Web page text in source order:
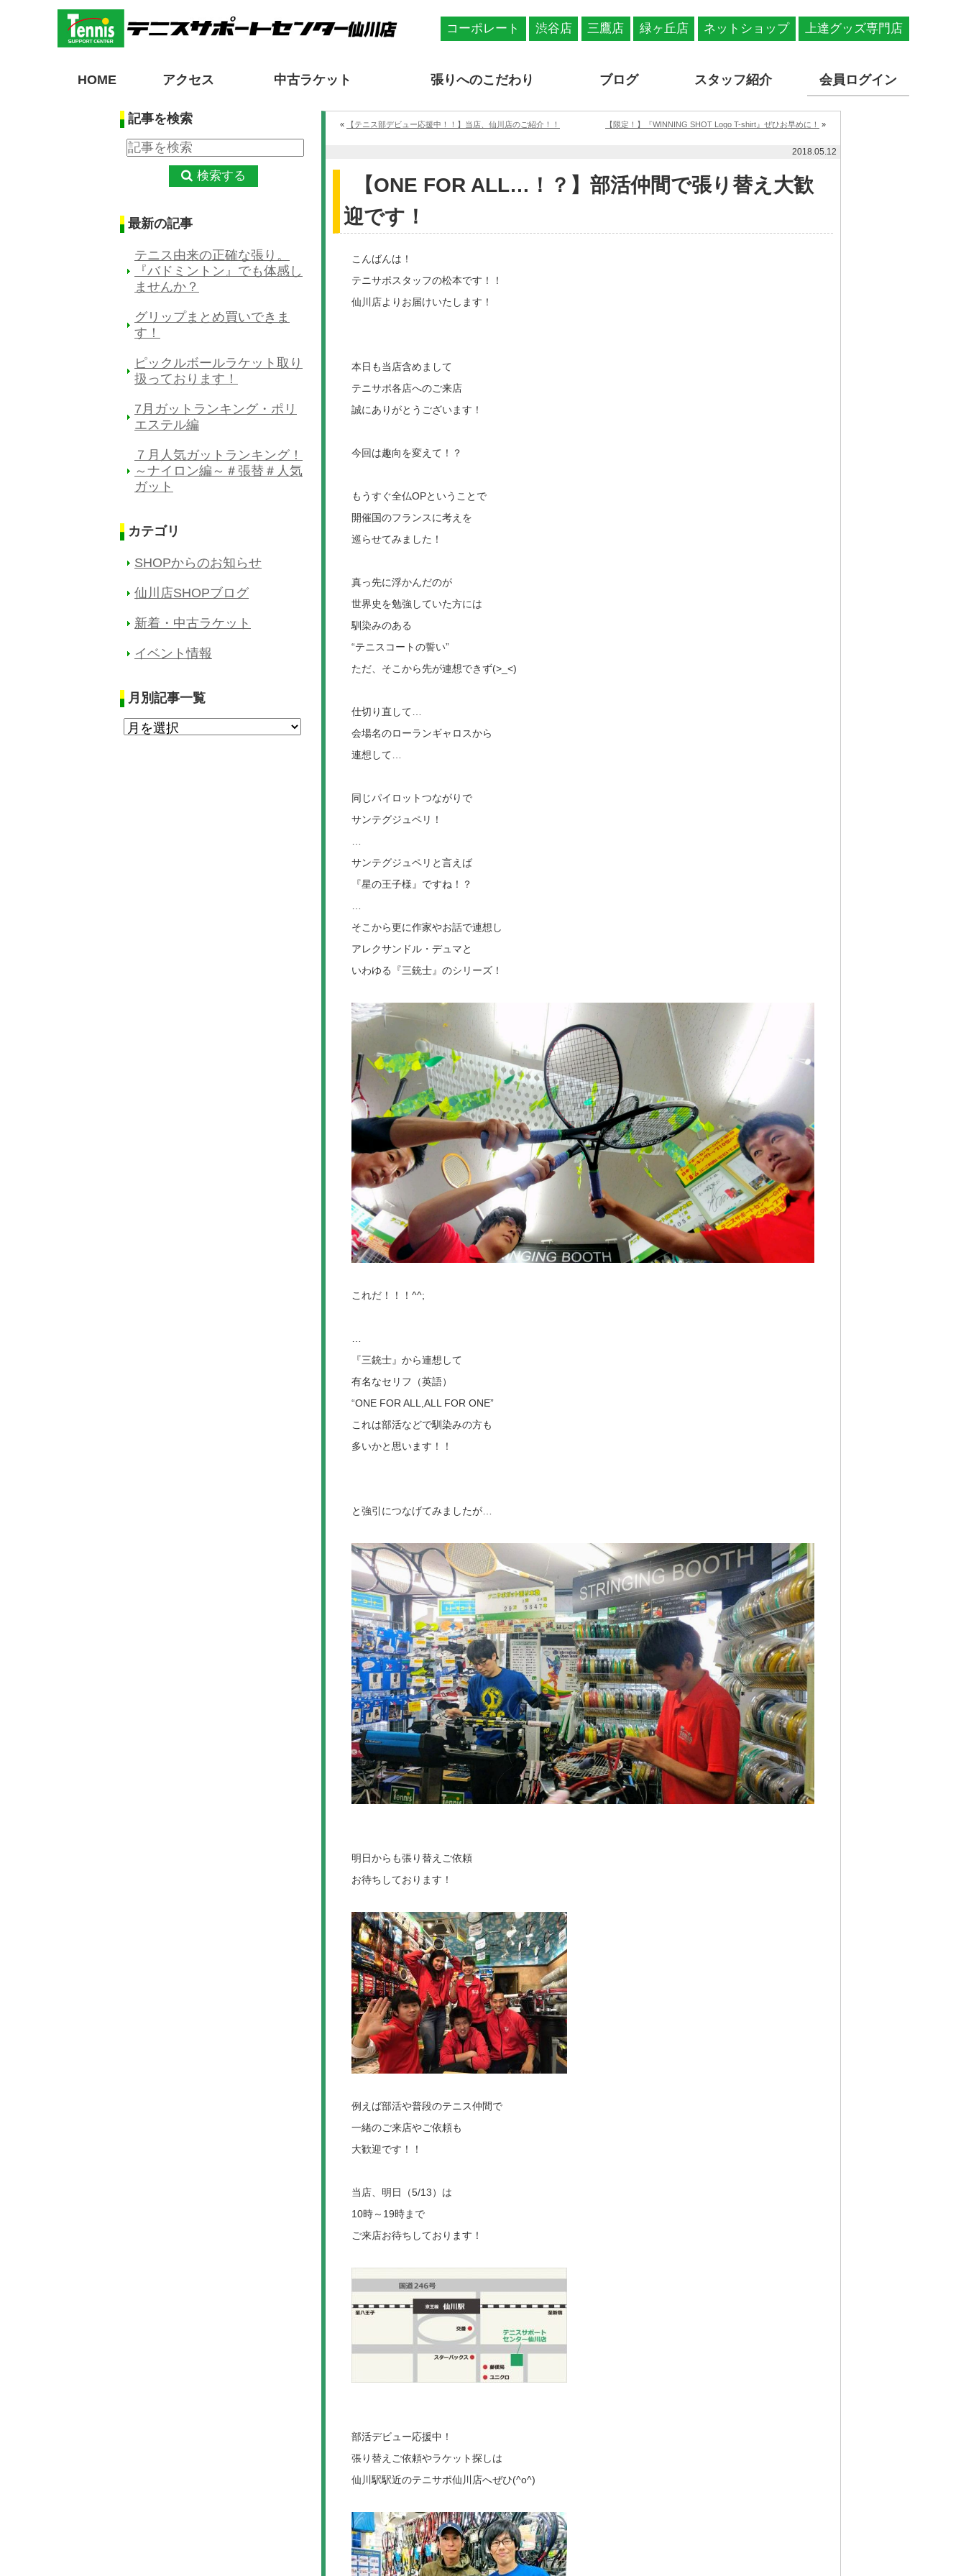
コーポレート 渋谷店 三鷹店 緑ヶ丘店 ネットショップ 上達グッズ専門店
HOME アクセス 中古ラケット 張りへのこだわり ブログ スタッフ紹介 会員ログイン
記事を検索
検索する
最新の記事
テニス由来の正確な張り。
『バドミントン』でも体感し
ませんか？
グリップまとめ買いできま
す！
ピックルボールラケット取り
扱っております！
7月ガットランキング・ポリ
エステル編
７月人気ガットランキング！
～ナイロン編～＃張替＃人気
ガット
カテゴリ
SHOPからのお知らせ
仙川店SHOPブログ
新着・中古ラケット
イベント情報
月別記事一覧
« 【テニス部デビュー応援中！！】当店、仙川店のご紹介！！ 【限定！】『WINNING SHOT Logo T-shirt』ぜひお早めに！ »
2018.05.12
【ONE FOR ALL…！？】部活仲間で張り替え大歓
迎です！
こんばんは！
テニサポスタッフの松本です！！
仙川店よりお届けいたします！
本日も当店含めまして
テニサポ各店へのご来店
誠にありがとうございます！
今回は趣向を変えて！？
もうすぐ全仏OPということで
開催国のフランスに考えを
巡らせてみました！
真っ先に浮かんだのが
世界史を勉強していた方には
馴染みのある
“テニスコートの誓い”
ただ、そこから先が連想できず(>_<)
仕切り直して…
会場名のローランギャロスから
連想して…
同じパイロットつながりで
サンテグジュペリ！
サンテグジュペリと言えば
『星の王子様』ですね！？
そこから更に作家やお話で連想し
アレクサンドル・デュマと
いわゆる『三銃士』のシリーズ！
これだ！！！^^;
…
『三銃士』から連想して
有名なセリフ（英語）
“ONE FOR ALL,ALL FOR ONE”
これは部活などで馴染みの方も
多いかと思います！！
と強引につなげてみましたが…
明日からも張り替えご依頼
お待ちしております！
例えば部活や普段のテニス仲間で
一緒のご来店やご依頼も
大歓迎です！！
当店、明日（5/13）は
10時～19時まで
ご来店お待ちしております！
部活デビュー応援中！
張り替えご依頼やラケット探しは
仙川駅駅近のテニサポ仙川店へぜひ(^o^)